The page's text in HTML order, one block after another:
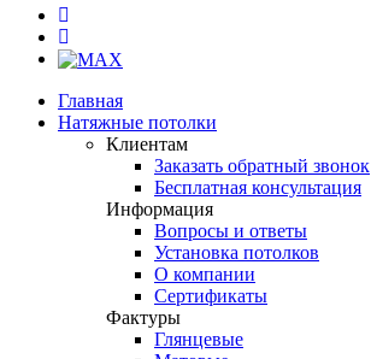
Главная
Натяжные потолки
Клиентам
Заказать обратный звонок
Бесплатная консультация
Информация
Вопросы и ответы
Установка потолков
О компании
Сертификаты
Фактуры
Глянцевые